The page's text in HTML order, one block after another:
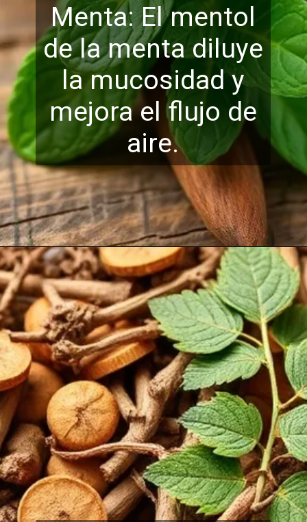
Menta: El mentol
de la menta diluye
la mucosidad y
mejora el flujo de
aire.